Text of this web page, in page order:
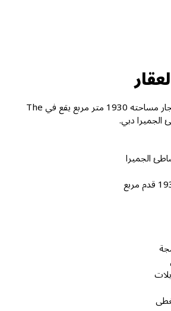
تقدم درفن العقارية للايجار مساحته 1930 متر مربع يقع في The
الجميرا